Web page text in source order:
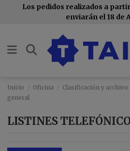
Los pedidos realizados a
enviarán el 18 de
Inicio Oficina Clasificación y archivo
general
LISTINES